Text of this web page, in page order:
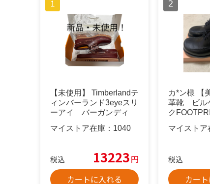
【未使用】 Timberlandテ
ィンバーランド3eyeスリ
ーアイ バーガンディ
マイストア在庫： 1040
税込 13223円
カートに入れる
カ*ン様 【
革靴 ビル
ク
マイストア
税込
カー